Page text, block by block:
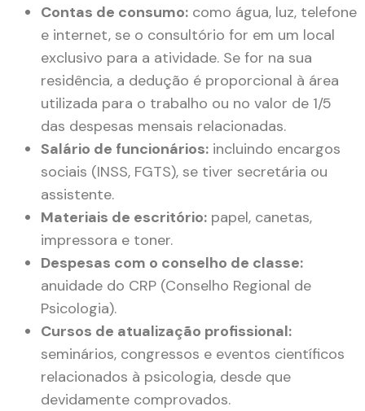
Contas de consumo: como água, luz, telefone
e internet, se o consultório for em um local
exclusivo para a atividade. Se for na sua
residência, a dedução é proporcional à área
utilizada para o trabalho ou no valor de 1/5
das despesas mensais relacionadas.
Salário de funcionários: incluindo encargos
sociais (INSS, FGTS), se tiver secretária ou
assistente.
Materiais de escritório: papel, canetas,
impressora e toner.
Despesas com o conselho de classe:
anuidade do CRP (Conselho Regional de
Psicologia).
Cursos de atualização profissional:
seminários, congressos e eventos científicos
relacionados à psicologia, desde que
devidamente comprovados.